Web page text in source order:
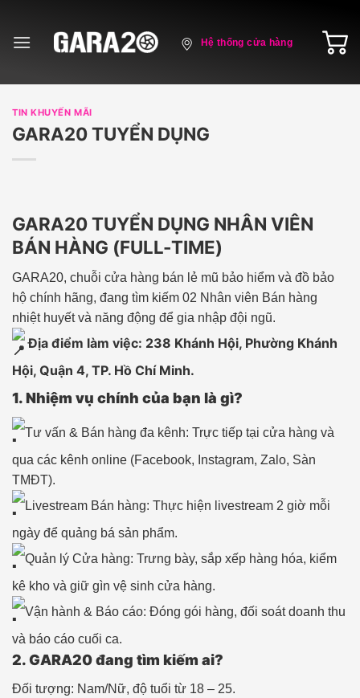
content
Hệ thống cửa hàng
TIN KHUYẾN MÃI
GARA20 TUYỂN DỤNG
GARA20 TUYỂN DỤNG NHÂN VIÊN
BÁN HÀNG (FULL-TIME)
GARA20, chuỗi cửa hàng bán lẻ mũ bảo hiểm và đồ bảo
hộ chính hãng, đang tìm kiếm 02 Nhân viên Bán hàng
nhiệt huyết và năng động để gia nhập đội ngũ.
Địa điểm làm việc: 238 Khánh Hội, Phường Khánh
Hội, Quận 4, TP. Hồ Chí Minh.
1. Nhiệm vụ chính của bạn là gì?
Tư vấn & Bán hàng đa kênh: Trực tiếp tại cửa hàng và
qua các kênh online (Facebook, Instagram, Zalo, Sàn
TMĐT).
Livestream Bán hàng: Thực hiện livestream 2 giờ mỗi
ngày để quảng bá sản phẩm.
Quản lý Cửa hàng: Trưng bày, sắp xếp hàng hóa, kiểm
kê kho và giữ gìn vệ sinh cửa hàng.
Vận hành & Báo cáo: Đóng gói hàng, đối soát doanh thu
và báo cáo cuối ca.
2. GARA20 đang tìm kiếm ai?
Đối tượng: Nam/Nữ, độ tuổi từ 18 – 25.